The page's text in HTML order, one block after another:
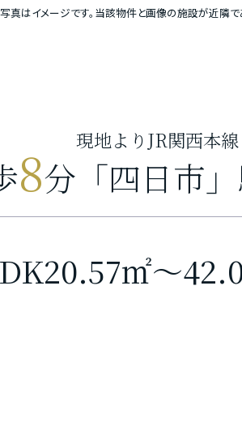
真はイメージです。当該物件と画像の施設が近隣で
8分
現地よりJR関西本線
「四日市
20.57㎡～